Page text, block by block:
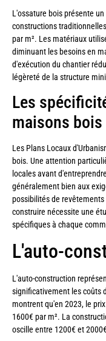
L'ossature bois présente
constructions
par m². Les matériaux
diminuant les besoins en
d'exécution du chantier
légèreté de la structure
Les
maisons bois
Les Plans Locaux
bois. Une attention
locales avant
généralement bien aux
possibilités de
construire nécessite une
spécifiques à chaque
L'auto-
L'auto-construction
significativement les coûts
montrent qu'en 2023, le
1600€ par m². La
oscille entre 1200€ et